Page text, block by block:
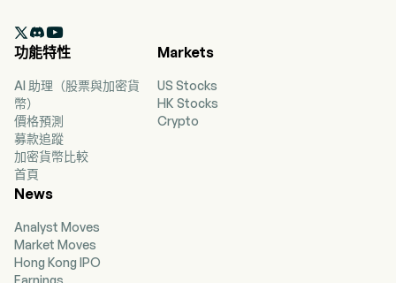

功能特性
AI 助理（股票與加密貨
幣）
價格預測
募款追蹤
加密貨幣比較
首頁
Markets
US Stocks
HK Stocks
Crypto
News
Analyst Moves
Market Moves
Hong Kong IPO
Earnings